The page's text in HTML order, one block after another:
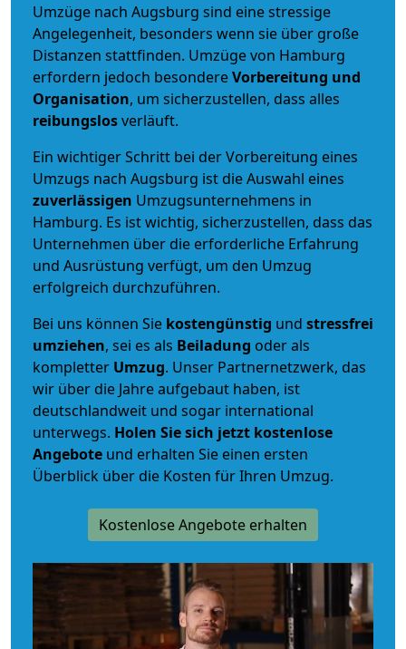
Umzüge nach Augsburg sind eine stressige
Angelegenheit, besonders wenn sie über große
Distanzen stattfinden. Umzüge von Hamburg
erfordern jedoch besondereVorbereitung und
Organisation, um sicherzustellen, dass alles
reibungslosverläuft.
Ein wichtiger Schritt bei der Vorbereitung eines
Umzugs nach Augsburg ist die Auswahl eines
zuverlässigen Umzugsunternehmens in
Hamburg. Es ist wichtig, sicherzustellen, dass das
Unternehmen über die erforderliche Erfahrung
und Ausrüstung verfügt, um den Umzug
erfolgreich durchzuführen.
Bei uns können Sie kostengünstig und stressfrei
umziehen, sei es als Beiladung oder als
kompletter Umzug. Unser Partnernetzwerk, das
wir über die Jahre aufgebaut haben, ist
deutschlandweit und sogar international
unterwegs. Holen Sie sich jetzt kostenlose
Angebote und erhalten Sie einen ersten
Überblick über die Kosten für Ihren Umzug.
Kostenlose Angebote erhalten